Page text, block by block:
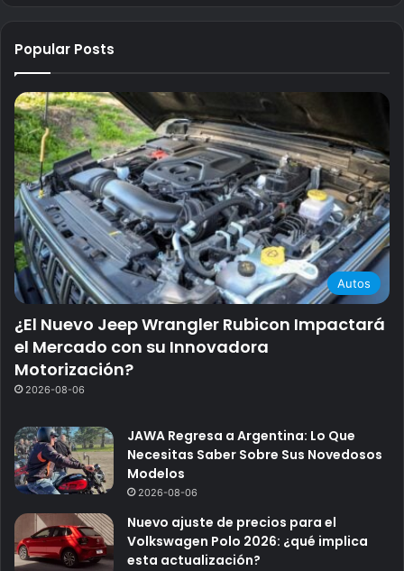
Popular Posts
Autos
¿El Nuevo Jeep Wrangler Rubicon Impactará
el Mercado con su Innovadora
Motorización?
2026-08-06
JAWA Regresa a Argentina: Lo Que
Necesitas Saber Sobre Sus Novedosos
Modelos
2026-08-06
Nuevo ajuste de precios para el
Volkswagen Polo 2026: ¿qué implica
esta actualización?